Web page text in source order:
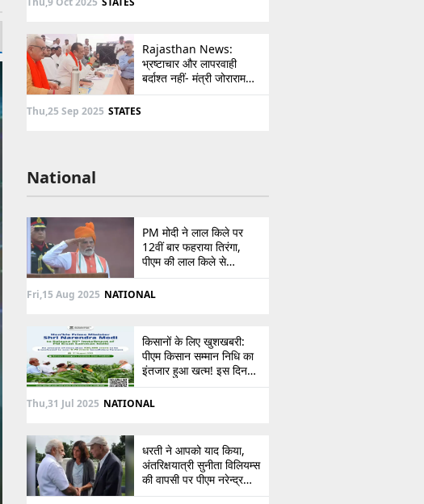
Rajasthan News:
भ्रष्टाचार और लापरवाही
बर्दाश्त नहीं- मंत्री जोराराम
कुमावत ने शहरी सेवा शिविर में
Thu,25 Sep 2025 STATES
National
PM मोदी ने लाल किले पर
12वीं बार फहराया तिरंगा,
पीएम की लाल किले से
पाकिस्तान को सीधी
ललकार, प्रधानमंत्री ने 103
Fri,15 Aug 2025 NATIONAL
किसानों के लिए खुशखबरी:
पीएम किसान सम्मान निधि का
इंतजार हुआ खत्म! इस दिन
खाते में आएंगे 2,000 रुपये,
देखें
Thu,31 Jul 2025 NATIONAL
धरती ने आपको याद किया,
अंतरिक्षयात्री सुनीता विलियम्स
की वापसी पर पीएम नरेन्द्र
मोदी की पोस्ट